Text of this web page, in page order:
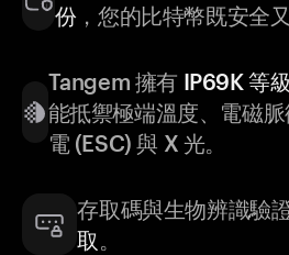
份，您的比特幣既安全
Tangem 擁有 IP69K 等
能抵禦極端溫度、電磁
電 (ESC) 與 X 光。
存取碼與生物辨識驗
取 。